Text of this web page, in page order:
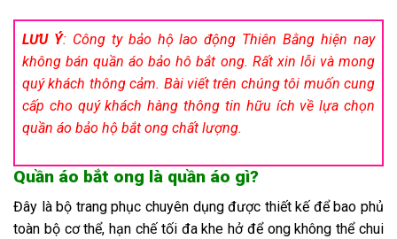
LƯU Ý: Công ty bảo hộ lao động Thiên Bằng hiện nay
không bán quần áo bảo hô bắt ong. Rất xin lỗi và mong
quý khách thông cảm. Bài viết trên chúng tôi muốn cung
cấp cho quý khách hàng thông tin hữu ích về lựa chọn
quần áo bảo hộ bắt ong chất lượng.
Quần áo bắt ong là quần áo gì?
Đây là bộ trang phục chuyên dụng được thiết kế để bao phủ
toàn bộ cơ thể, hạn chế tối đa khe hở để ong không thể chui